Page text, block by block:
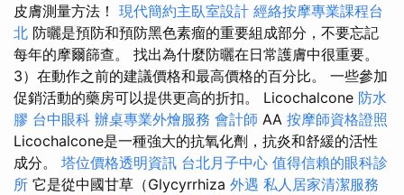
皮膚測量方法！ 現代簡約主臥室設計 經絡按摩專業課程台
北 防曬是預防和預防黑色素瘤的重要組成部分，不要忘記
每年的摩爾篩查。 找出為什麼防曬在日常護膚中很重要。
3）在動作之前的建議價格和最高價格的百分比。 一些參加
促銷活動的藥房可以提供更高的折扣。 Licochalcone 防水
膠 台中眼科 辦桌專業外燴服務 會計師 AA 按摩師資格證照
Licochalcone是一種強大的抗氧化劑，抗炎和舒緩的活性
成分。 塔位價格透明資訊 台北月子中心 值得信賴的眼科診
所 它是從中國甘草（Glycyrrhiza 外遇 私人居家清潔服務